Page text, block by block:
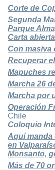
Corte de
Segunda
Parque
Carta
Con masiva
Recuperar
Mapuches
Marcha 26
Marcha por
Operación
Chile
Coloquio
Aquí manda
en
Monsanto,
Más de 70